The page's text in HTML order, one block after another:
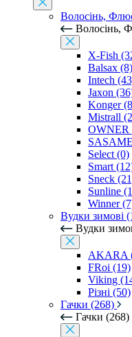
Волосінь,
Волосінь,
X-Fish
Balsax (8)
Intech
Jaxon
Konger
Mistrall
OWNER
Select (0)
Smart
Sneck
Sunline
Winner
Вудки зимові
Вудки
AKARA
FRoi (19)
Viking
Різні (50)
Гачки (268)
Гачки (268)